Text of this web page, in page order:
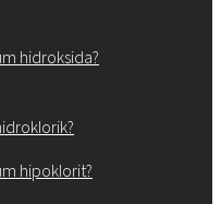
hidroksida?
hipoklorit?